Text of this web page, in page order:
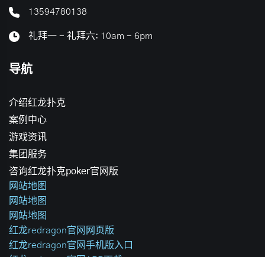
13594780138
礼拜一 - 礼拜六: 10am - 6pm
导航
介绍红龙扑克
案例中心
游戏资讯
集团服务
咨询红龙扑克poker官网版
网站地图
网站地图
网站地图
红龙redragon官网网页版
红龙redragon官网手机版入口